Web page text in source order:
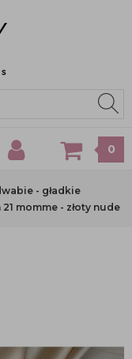
0
- gładkie
momme - złoty nude